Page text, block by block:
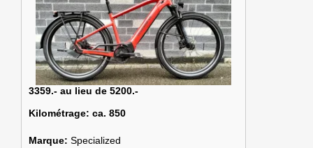
3359.- au lieu de 5200.-
Kilométrage: ca. 850
Marque: Specialized